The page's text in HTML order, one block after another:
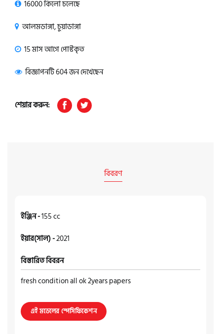
16000 কিলো চলেছে
আলমডাঙ্গা, চুয়াডাঙ্গা
15 মাস আগে পোস্টকৃত
বিজ্ঞাপনটি 604 জন দেখেছেন
শেয়ার করুন:
বিবরণ
ইঞ্জিন -155 cc
ইয়ার(সাল) -2021
বিস্তারিত বিবরন
fresh condition all ok 2years papers
এই মডেলের স্পেসিফিকেশন